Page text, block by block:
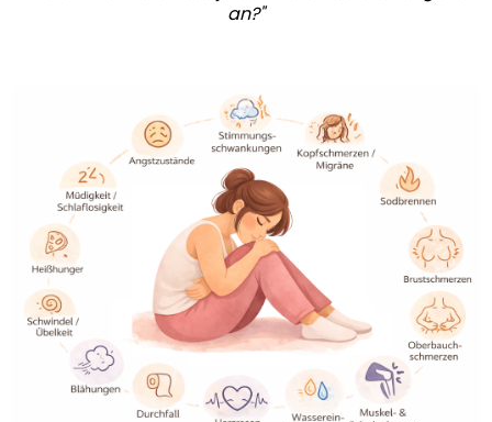
an?"